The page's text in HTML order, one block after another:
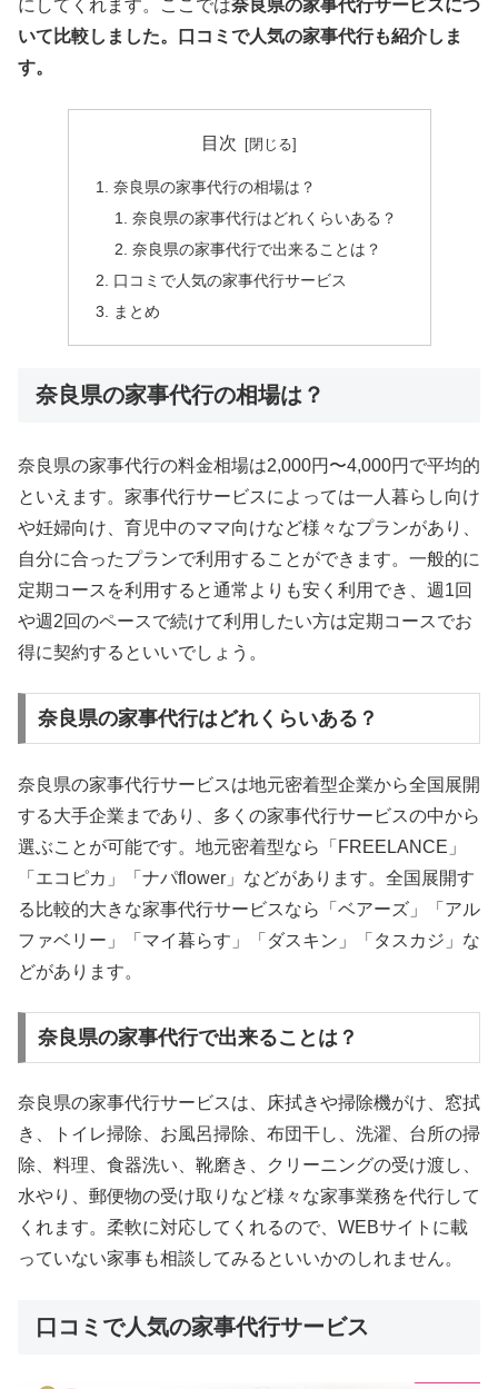
にしてくれます。ここでは奈良県の家事代行サービスにつ
いて比較しました。口コミで人気の家事代行も紹介しま
す。
目次
奈良県の家事代行の相場は？
奈良県の家事代行はどれくらいある？
奈良県の家事代行で出来ることは？
口コミで人気の家事代行サービス
まとめ
奈良県の家事代行の相場は？
奈良県の家事代行の料金相場は2,000円〜4,000円で平均的
といえます。家事代行サービスによっては一人暮らし向け
や妊婦向け、育児中のママ向けなど様々なプランがあり、
自分に合ったプランで利用することができます。一般的に
定期コースを利用すると通常よりも安く利用でき、週1回
や週2回のペースで続けて利用したい方は定期コースでお
得に契約するといいでしょう。
奈良県の家事代行はどれくらいある？
奈良県の家事代行サービスは地元密着型企業から全国展開
する大手企業まであり、多くの家事代行サービスの中から
選ぶことが可能です。地元密着型なら「FREELANCE」
「エコピカ」「ナパflower」などがあります。全国展開す
る比較的大きな家事代行サービスなら「ベアーズ」「アル
ファベリー」「マイ暮らす」「ダスキン」「タスカジ」な
どがあります。
奈良県の家事代行で出来ることは？
奈良県の家事代行サービスは、床拭きや掃除機がけ、窓拭
き、トイレ掃除、お風呂掃除、布団干し、洗濯、台所の掃
除、料理、食器洗い、靴磨き、クリーニングの受け渡し、
水やり、郵便物の受け取りなど様々な家事業務を代行して
くれます。柔軟に対応してくれるので、WEBサイトに載
っていない家事も相談してみるといいかのしれません。
口コミで人気の家事代行サービス